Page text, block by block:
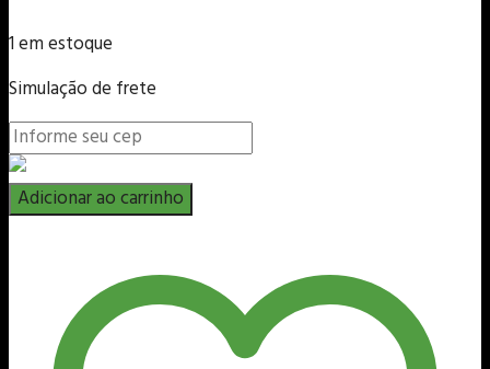
1 em estoque
Simulação de frete
Vaso
Oval
33x28x7,5cm
quantidade
Adicionar ao carrinho